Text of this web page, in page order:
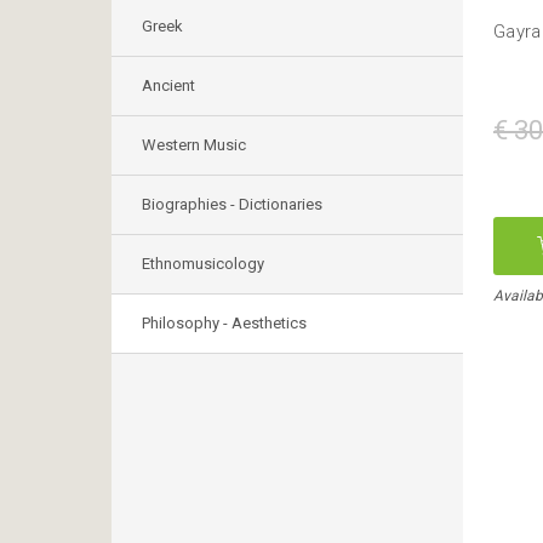
Greek
Ancient
Western Music
Biographies - Dictionaries
Ethnomusicology
Philosophy - Aesthetics
€